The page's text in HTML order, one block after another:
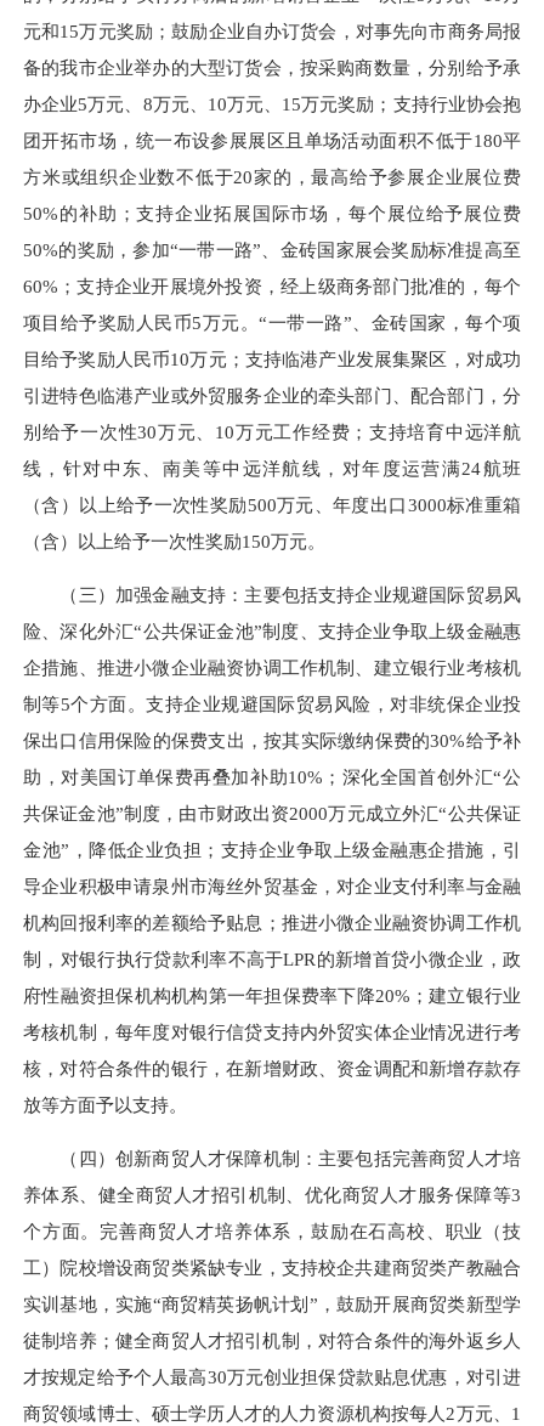
元和15万元奖励；鼓励企业自办订货会，对事先向市商务局报
备的我市企业举办的大型订货会，按采购商数量，分别给予承
办企业5万元、8万元、10万元、15万元奖励；支持行业协会抱
团开拓市场，统一布设参展展区且单场活动面积不低于180平
方米或组织企业数不低于20家的，最高给予参展企业展位费
50%的补助；支持企业拓展国际市场，每个展位给予展位费
50%的奖励，参加“一带一路”、金砖国家展会奖励标准提高至
60%；支持企业开展境外投资，经上级商务部门批准的，每个
项目给予奖励人民币5万元。“一带一路”、金砖国家，每个项
目给予奖励人民币10万元；支持临港产业发展集聚区，对成功
引进特色临港产业或外贸服务企业的牵头部门、配合部门，分
别给予一次性30万元、10万元工作经费；支持培育中远洋航
线，针对中东、南美等中远洋航线，对年度运营满24航班
（含）以上给予一次性奖励500万元、年度出口3000标准重箱
（含）以上给予一次性奖励150万元。
（三）加强金融支持：主要包括支持企业规避国际贸易风
险、深化外汇“公共保证金池”制度、支持企业争取上级金融惠
企措施、推进小微企业融资协调工作机制、建立银行业考核机
制等5个方面。支持企业规避国际贸易风险，对非统保企业投
保出口信用保险的保费支出，按其实际缴纳保费的30%给予补
助，对美国订单保费再叠加补助10%；深化全国首创外汇“公
共保证金池”制度，由市财政出资2000万元成立外汇“公共保证
金池”，降低企业负担；支持企业争取上级金融惠企措施，引
导企业积极申请泉州市海丝外贸基金，对企业支付利率与金融
机构回报利率的差额给予贴息；推进小微企业融资协调工作机
制，对银行执行贷款利率不高于LPR的新增首贷小微企业，政
府性融资担保机构机构第一年担保费率下降20%；建立银行业
考核机制，每年度对银行信贷支持内外贸实体企业情况进行考
核，对符合条件的银行，在新增财政、资金调配和新增存款存
放等方面予以支持。
（四）创新商贸人才保障机制：主要包括完善商贸人才培
养体系、健全商贸人才招引机制、优化商贸人才服务保障等3
个方面。完善商贸人才培养体系，鼓励在石高校、职业（技
工）院校增设商贸类紧缺专业，支持校企共建商贸类产教融合
实训基地，实施“商贸精英扬帆计划”，鼓励开展商贸类新型学
徒制培养；健全商贸人才招引机制，对符合条件的海外返乡人
才按规定给予个人最高30万元创业担保贷款贴息优惠，对引进
商贸领域博士、硕士学历人才的人力资源机构按每人2万元、1